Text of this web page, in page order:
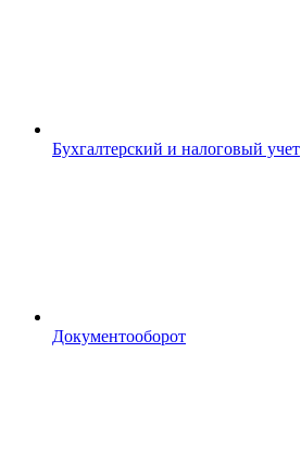
Бухгалтерский и налоговый учет
Документооборот